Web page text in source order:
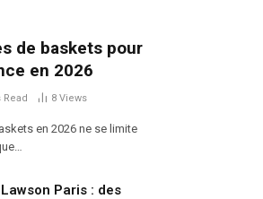
de baskets pour
en 2026
Read 8 Views
en 2026 ne se limite
Lawson Paris : des